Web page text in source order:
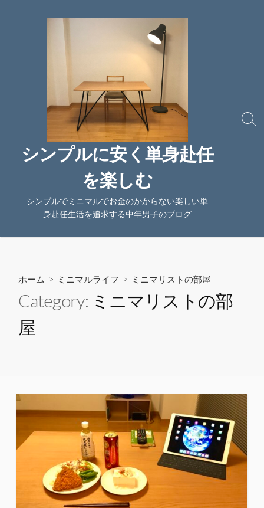
シンプルに安く単身赴任
を楽しむ
シンプルでミニマルでお金のかからない楽しい単
身赴任生活を追求する中年男子のブログ
検
ホーム > ミニマルライフ > ミニマリストの部屋
Category: ミニマリストの部
屋